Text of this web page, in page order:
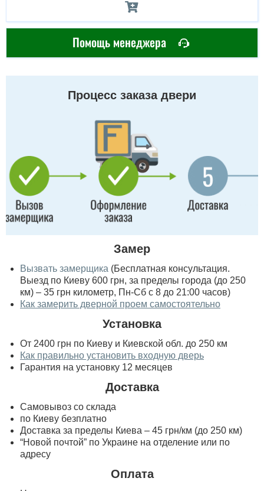
Помощь менеджера
Процесс заказа двери
Замер
Вызвать замерщика (Бесплатная консультация.
Выезд по Киеву 600 грн, за пределы города (до 250
км) – 35 грн километр, Пн-Сб с 8 до 21:00 часов)
Как замерить дверной проем самостоятельно
Установка
От 2400 грн по Киеву и Киевской обл. до 250 км
Как правильно установить входную дверь
Гарантия на установку 12 месяцев
Доставка
Самовывоз со склада
по Киеву безплатно
Доставка за пределы Киева – 45 грн/км (до 250 км)
“Новой почтой” по Украине на отделение или по
адресу
Оплата